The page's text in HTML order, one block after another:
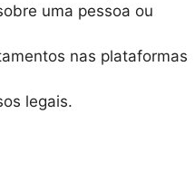
uma pessoa ou
nas plataformas
legais.